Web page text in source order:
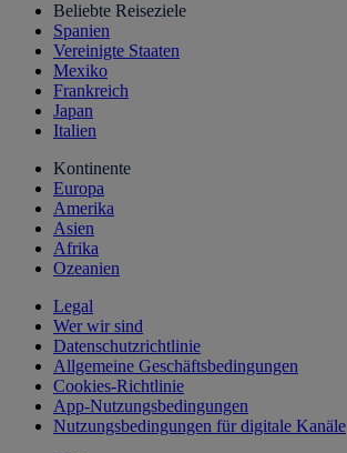
Beliebte Reiseziele
Spanien
Vereinigte Staaten
Mexiko
Frankreich
Japan
Italien
Kontinente
Europa
Amerika
Asien
Afrika
Ozeanien
Legal
Wer wir sind
Datenschutzrichtlinie
Allgemeine Geschäftsbedingungen
Cookies-Richtlinie
App-Nutzungsbedingungen
Nutzungsbedingungen für digitale Kanäle